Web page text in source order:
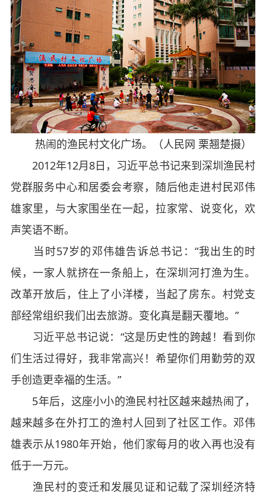
热闹的渔民村文化广场。（人民网 栗翘楚摄）
2012年12月8日，习近平总书记来到深圳渔民村
党群服务中心和居委会考察，随后他走进村民邓伟
雄家里，与大家围坐在一起，拉家常、说变化，欢
声笑语不断。
当时57岁的邓伟雄告诉总书记：“我出生的时
候，一家人就挤在一条船上，在深圳河打渔为生。
改革开放后，住上了小洋楼，当起了房东。村党支
部经常组织我们出去旅游。变化真是翻天覆地。”
习近平总书记说：“这是历史性的跨越！看到你
们生活过得好，我非常高兴！希望你们用勤劳的双
手创造更幸福的生活。”
5年后，这座小小的渔民村社区越来越热闹了，
越来越多在外打工的渔村人回到了社区工作。邓伟
雄表示从1980年开始，他们家每月的收入再也没有
低于一万元。
渔民村的变迁和发展见证和记载了深圳经济特